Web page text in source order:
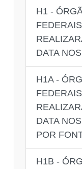
H1 -
DATA
H1A -
DATA
POR
H1B -